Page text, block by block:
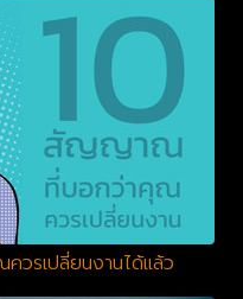
รเปลี่ยนงานได้แล้ว